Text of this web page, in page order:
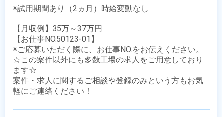
※試用期間あり（2ヵ月）時給変動なし
【月収例】35万～37万円
【お仕事NO.50123-01】
※ご応募いただく際に、お仕事NO.をお伝えください。
☆この案件以外にも多数工場の求人をご用意しており
ます☆
案件・求人に関するご相談や登録のみという方もお気
軽にご連絡ください！